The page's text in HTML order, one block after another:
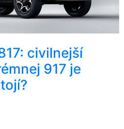
civilnejší
917 je